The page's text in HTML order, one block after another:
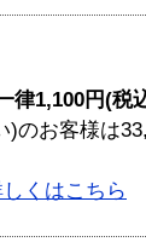
律1,100円(税
のお客様は
くはこちら